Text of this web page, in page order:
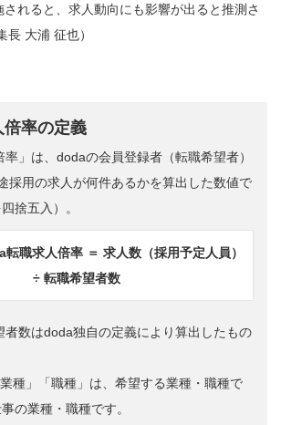
れると、求人動向にも影響が出ると推測さ
大浦 征也）
率の定義
率」は、dodaの会員登録者（転職希望者）
採用の求人が何件あるかを算出した数値で
捨五入）。
転職求人倍率 ＝ 求人数（採用予定人員）
÷ 転職希望者数
数はdoda独自の定義により算出したもの
種」「職種」は、希望する業種・職種で
の業種・職種です。